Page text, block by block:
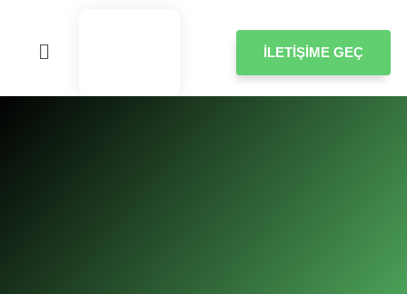
İLETIŞIME GEÇ